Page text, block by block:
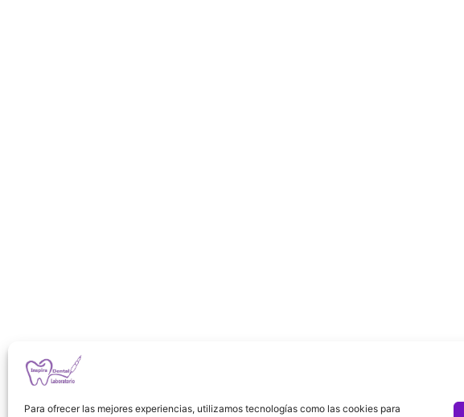
Para ofrecer las mejores experiencias, utilizamos tecnologías como las cookies para